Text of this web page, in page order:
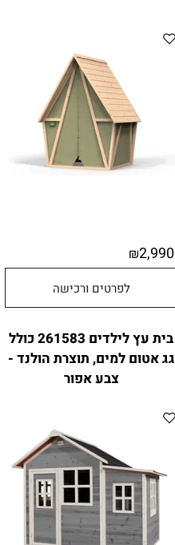
₪2,990
לפרטים ורכישה
בית עץ לילדים 261583 כולל
גג אטום למים, תוצרת הולנד -
צבע אפור